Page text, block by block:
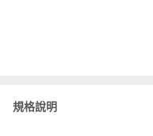
規格說明